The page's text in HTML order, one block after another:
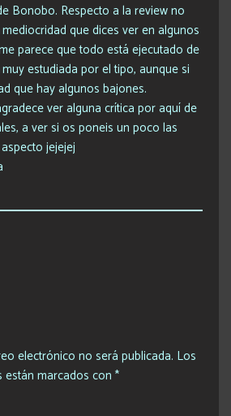
Bonobo. Respecto a la review no
que dices ver en algunos
parece que todo está ejecutado de
estudiada por el tipo, aunque si
que hay algunos bajones.
ver alguna crítica por aquí de
a ver si os poneis un poco las
jejejej
electrónico no será publicada. Los
marcados con *